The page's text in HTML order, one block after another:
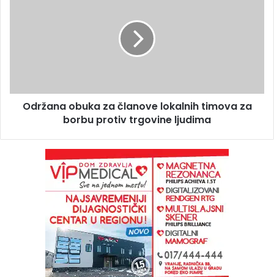
Održana obuka za članove lokalnih timova za
borbu protiv trgovine ljudima